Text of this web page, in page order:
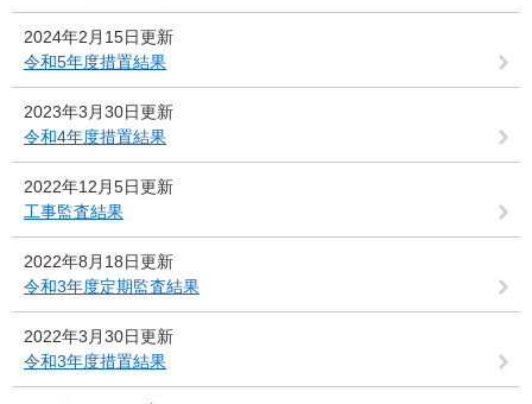
2024年2月15日更新
令和5年度措置結果
2023年3月30日更新
令和4年度措置結果
2022年12月5日更新
工事監査結果
2022年8月18日更新
令和3年度定期監査結果
2022年3月30日更新
令和3年度措置結果